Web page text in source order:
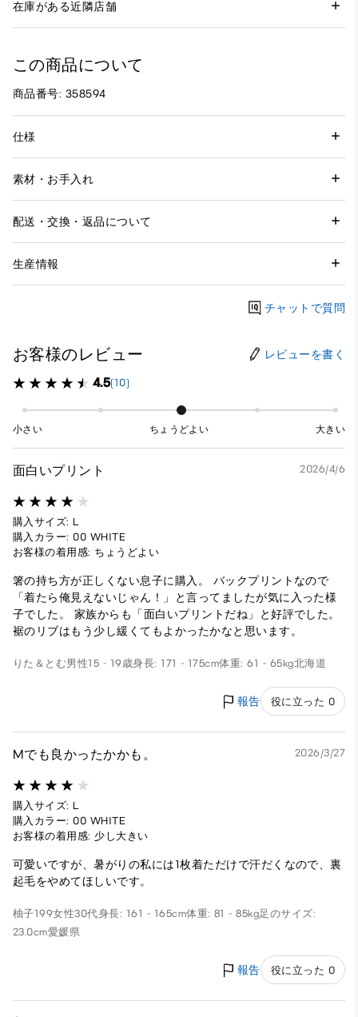
在庫がある近隣店舗
この商品について
商品番号: 358594
仕様
素材・お手入れ
配送・交換・返品について
生産情報
チャットで質問
お客様のレビュー レビューを書く
4.5(10)
小さい ちょうどよい 大きい
面白いプリント 2026/4/6
購入サイズ: L
購入カラー: 00 WHITE
お客様の着用感: ちょうどよい
箸の持ち方が正しくない息子に購入。 バックプリントなので
「着たら俺見えないじゃん！」と言ってましたが気に入った様
子でした。 家族からも「面白いプリントだね」と好評でした。
裾のリブはもう少し緩くてもよかったかなと思います。
りた＆とむ男性15 - 19歳身長: 171 - 175cm体重: 61 - 65kg北海道
報告 役に立った 0
Mでも良かったかかも。 2026/3/27
購入サイズ: L
購入カラー: 00 WHITE
お客様の着用感: 少し大きい
可愛いですが、暑がりの私には1枚着ただけで汗だくなので、裏
起毛をやめてほしいです。
柚子199女性30代身長: 161 - 165cm体重: 81 - 85kg足のサイズ:
23.0cm愛媛県
報告 役に立った 0